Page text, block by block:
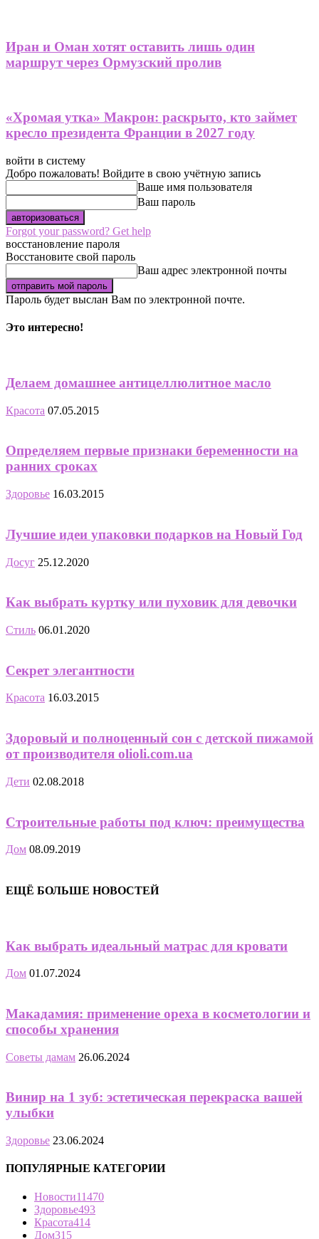
Иран и Оман хотят оставить лишь один
маршрут через Ормузский пролив
«Хромая утка» Макрон: раскрыто, кто займет
кресло президента Франции в 2027 году
войти в систему
Добро пожаловать! Войдите в свою учётную запись
Ваше имя пользователя
Ваш пароль
Forgot your password? Get help
восстановление пароля
Восстановите свой пароль
Ваш адрес электронной почты
Пароль будет выслан Вам по электронной почте.
Это интересно!
Делаем домашнее антицеллюлитное масло
Красота 07.05.2015
Определяем первые признаки беременности на
ранних сроках
Здоровье 16.03.2015
Лучшие идеи упаковки подарков на Новый Год
Досуг 25.12.2020
Как выбрать куртку или пуховик для девочки
Стиль 06.01.2020
Секрет элегантности
Красота 16.03.2015
Здоровый и полноценный сон с детской пижамой
от производителя olioli.com.ua
Дети 02.08.2018
Строительные работы под ключ: преимущества
Дом 08.09.2019
ЕЩЁ БОЛЬШЕ НОВОСТЕЙ
Как выбрать идеальный матрас для кровати
Дом 01.07.2024
Макадамия: применение ореха в косметологии и
способы хранения
Советы дамам 26.06.2024
Винир на 1 зуб: эстетическая перекраска вашей
улыбки
Здоровье 23.06.2024
ПОПУЛЯРНЫЕ КАТЕГОРИИ
Новости11470
Здоровье493
Красота414
Дом315